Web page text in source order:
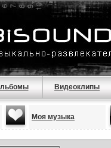
Видеоклипы
Моя музыка